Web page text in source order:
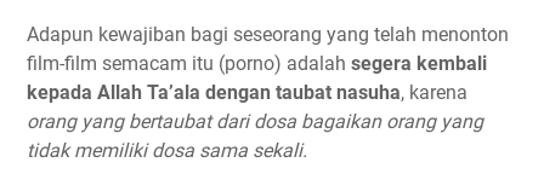
Adapun kewajiban bagi seseorang yang telah menonton
film-film semacam itu (porno) adalah segera kembali
kepada Allah Ta’ala dengan taubat nasuha, karena
orang yang bertaubat dari dosa bagaikan orang yang
tidak memiliki dosa sama sekali.